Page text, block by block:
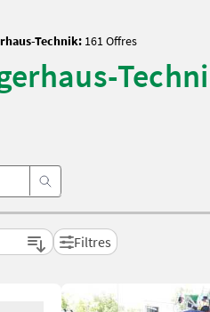
Technik: 161 Offres
Filtres